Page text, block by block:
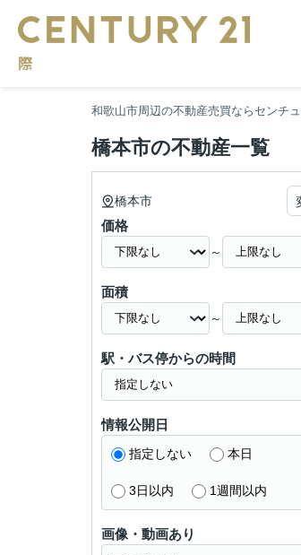
和歌山市周辺の不動産売買ならセンチ
橋本市の不動産一覧
橋本市
価格
～
面積
～
駅・バス停からの時間
情報公開日
指定しない 本日
3日以内 1週間以内
画像・動画あり